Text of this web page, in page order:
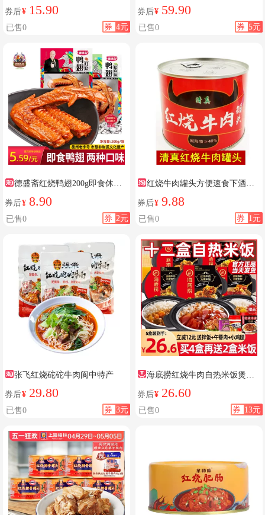
券后¥ 15.90
券 4元
已售0
头
券后¥ 59.90
券 5元
已售0
德盛斋红烧鸭翅200g即食休闲
零食
券后¥ 8.90
券 2元
已售0
红烧牛肉罐头方便速食下酒菜
熟食
券后¥ 9.88
券 1元
已售0
张飞红烧砣砣牛肉阆中特产
券后¥ 29.80
券 3元
已售0
海底捞红烧牛肉自热米饭煲仔
饭
券后¥ 26.60
券 13元
已售0